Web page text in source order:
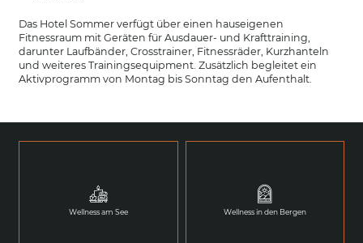
Das Hotel Sommer verfügt über einen hauseigenen
Fitnessraum mit Geräten für Ausdauer- und Krafttraining,
darunter Laufbänder, Crosstrainer, Fitnessräder, Kurzhanteln
und weiteres Trainingsequipment. Zusätzlich begleitet ein
Aktivprogramm von Montag bis Sonntag den Aufenthalt.
Wellness am See Wellness in den Bergen